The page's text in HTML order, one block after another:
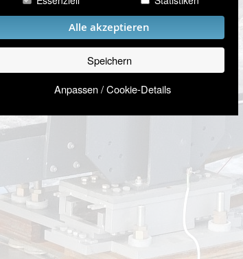
Alle akzeptieren
Speichern
Anpassen / Cookie-Details